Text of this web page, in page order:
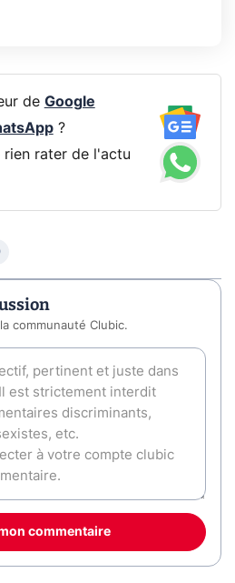
de Google
?
rien rater de l'actu
communauté Clubic.
commentaire